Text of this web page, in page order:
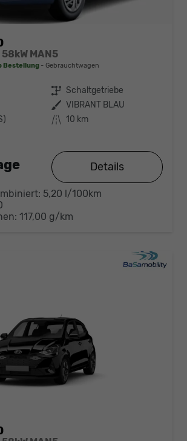
MAN5
Bestellung Gebrauchtwagen
Getriebe Schaltgetriebe
Außenfarbe VIBRANT BLAU
Kilometerstand 10 km
Details
5,20 l/100km
117,00 g/km